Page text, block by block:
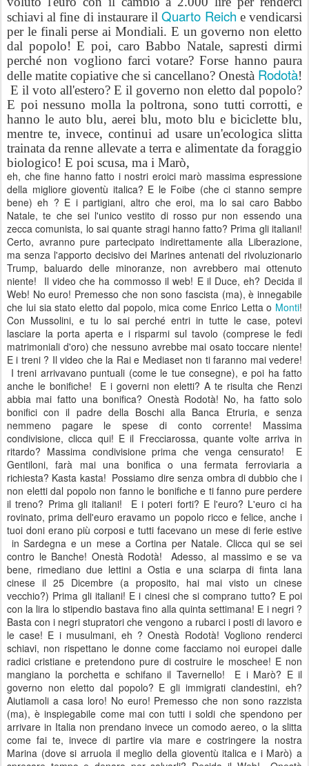
schiavi al fine di instaurare ilQuarto Reich e vendicarsi
per le finali perse ai Mondiali. E un governo non eletto
dal popolo! E poi, caro Babbo Natale, sapresti dirmi
perché non vogliono farci votare? Forse hanno paura
delle matite copiative che si cancellano? Onestà Rodotà!
E il voto all'estero? E il governo non eletto dal popolo?
E poi nessuno molla la poltrona, sono tutti corrotti, e
hanno le auto blu, aerei blu, moto blu e biciclette blu,
mentre te, invece, continui ad usare un'ecologica slitta
trainata da renne allevate a terra e alimentate da foraggio
biologico! E poi scusa, ma i Marò,
eh, che fine hanno fatto i nostri eroici marò massima espressione
della migliore gioventù italica? E le Foibe (che ci stanno sempre
bene) eh ? E i partigiani, altro che eroi, ma lo sai caro Babbo
Natale, te che sei l'unico vestito di rosso pur non essendo una
zecca comunista, lo sai quante stragi hanno fatto? Prima gli italiani!
Certo, avranno pure partecipato indirettamente alla Liberazione,
ma senza l'apporto decisivo dei Marines antenati del rivoluzionario
Trump, baluardo delle minoranze, non avrebbero mai ottenuto
niente!
Il video che ha commosso il web! E il Duce, eh? Decida il
Web! No euro! Premesso che non sono fascista (ma), è innegabile
che lui sia stato eletto dal popolo, mica come Enrico Letta o Monti!
Con Mussolini, e tu lo sai perché entri in tutte le case, potevi
lasciare la porta aperta e i risparmi sul tavolo (comprese le fedi
matrimoniali d'oro) che nessuno avrebbe mai osato toccare niente!
E i treni ? Il video che la Rai e Mediaset non ti faranno mai vedere!
I treni arrivavano puntuali (come le tue consegne), e poi ha fatto
anche le bonifiche!
E i governi non eletti? A te risulta che Renzi
abbia mai fatto una bonifica? Onestà Rodotà! No, ha fatto solo
bonifici con il padre della Boschi alla Banca Etruria, e senza
nemmeno pagare le spese di conto corrente! Massima
condivisione, clicca qui! E il Frecciarossa, quante volte arriva in
ritardo? Massima condivisione prima che venga censurato!
E
Gentiloni, farà mai una bonifica o una fermata ferroviaria a
richiesta? Kasta kasta! Possiamo dire senza ombra di dubbio che i
non eletti dal popolo non fanno le bonifiche e ti fanno pure perdere
il treno? Prima gli italiani!
E i poteri forti? E l'euro? L'euro ci ha
rovinato, prima dell'euro eravamo un popolo ricco e felice, anche i
tuoi doni erano più corposi e tutti facevano un mese di ferie estive
in Sardegna e un mese a Cortina per Natale. Clicca qui se sei
contro le Banche! Onestà Rodotà!
Adesso, al massimo e se va
bene, rimediano due lettini a Ostia e una sciarpa di finta lana
cinese il 25 Dicembre (a proposito, hai mai visto un cinese
vecchio?) Prima gli italiani! E i cinesi che si comprano tutto? E poi
con la lira lo stipendio bastava fino alla quinta settimana! E i negri ?
Basta con i negri stupratori che vengono a rubarci i posti di lavoro e
le case! E i musulmani, eh ? Onestà Rodotà! Vogliono renderci
schiavi, non rispettano le donne come facciamo noi europei dalle
radici cristiane e pretendono pure di costruire le moschee! E non
mangiano la porchetta e schifano il Tavernello!
E i Marò? E il
governo non eletto dal popolo? E gli immigrati clandestini, eh?
Aiutiamoli a casa loro! No euro! Premesso che non sono razzista
(ma), è inspiegabile come mai con tutti i soldi che spendono per
arrivare in Italia non prendano invece un comodo aereo, o la slitta
come fai te, invece di partire via mare e costringere la nostra
Marina (dove si arruola il meglio della gioventù italica e i Marò) a